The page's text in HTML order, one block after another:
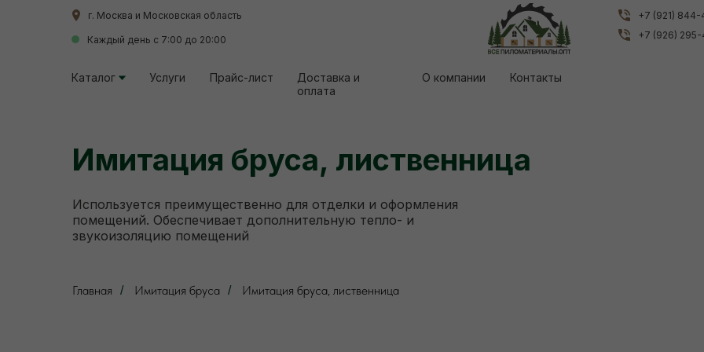
г. Москва и Московская область
Доставка и
оплата
Прайс-лист Контакты
Услуги
Каталог О компании
Каждый день с 7:00 до 20:00
+7 (921)
+7 (926)
г. Москва и Московская область
Доставка и
оплата
Прайс-лист Контакты
Услуги
Каталог О компании
Каждый день с 7:00 до 20:00
+7 (921)
+7 (926)
Имитация бруса, лиственница
Используется преимущественно для отделки и оформления
помещений. Обеспечивает дополнительную тепло- и
звукоизоляцию помещений
Главная / Имитация бруса / Имитация бруса, лиственница